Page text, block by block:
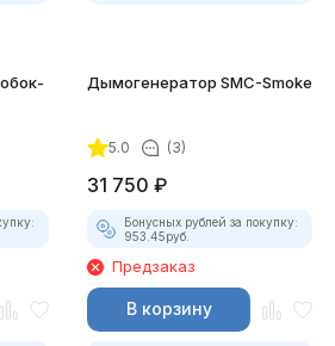
Дымогенератор SMC-Smoke
5.0 (3)
31 750 ₽
Бонусных рублей за покупку:
953.45руб.
Предзаказ
В корзину